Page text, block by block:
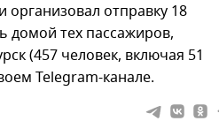
отправку 18
домой тех пассажиров,
(457 человек, включая 51
Telegram-канале.